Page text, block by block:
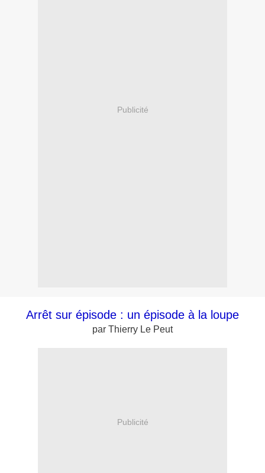
Publicité
Arrêt sur épisode : un épisode à la loupe
par Thierry Le Peut
Publicité